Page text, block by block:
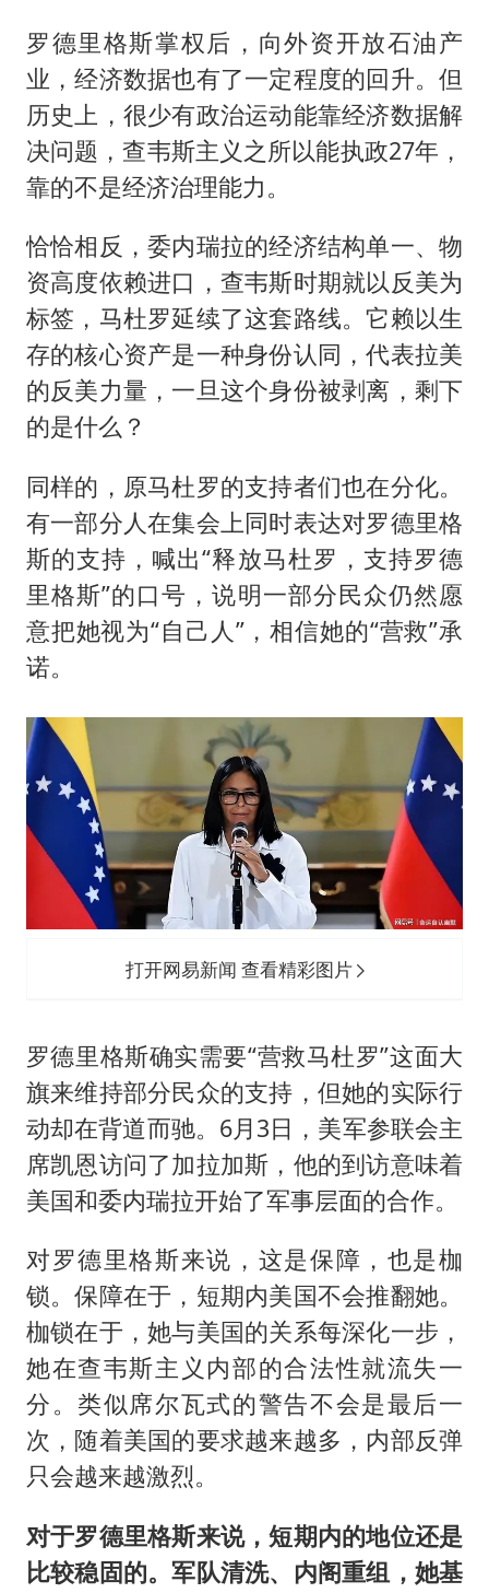
罗德里格斯掌权后，向外资开放石油产
业，经济数据也有了一定程度的回升。但
历史上，很少有政治运动能靠经济数据解
决问题，查韦斯主义之所以能执政27年，
靠的不是经济治理能力。
恰恰相反，委内瑞拉的经济结构单一、物
资高度依赖进口，查韦斯时期就以反美为
标签，马杜罗延续了这套路线。它赖以生
存的核心资产是一种身份认同，代表拉美
的反美力量，一旦这个身份被剥离，剩下
的是什么？
同样的，原马杜罗的支持者们也在分化。
有一部分人在集会上同时表达对罗德里格
斯的支持，喊出“释放马杜罗，支持罗德
里格斯”的口号，说明一部分民众仍然愿
意把她视为“自己人”，相信她的“营救”承
诺。
打开网易新闻 查看精彩图片
罗德里格斯确实需要“营救马杜罗”这面大
旗来维持部分民众的支持，但她的实际行
动却在背道而驰。6月3日，美军参联会主
席凯恩访问了加拉加斯，他的到访意味着
美国和委内瑞拉开始了军事层面的合作。
对罗德里格斯来说，这是保障，也是枷
锁。保障在于，短期内美国不会推翻她。
枷锁在于，她与美国的关系每深化一步，
她在查韦斯主义内部的合法性就流失一
分。类似席尔瓦式的警告不会是最后一
次，随着美国的要求越来越多，内部反弹
只会越来越激烈。
对于罗德里格斯来说，短期内的地位还是
比较稳固的。军队清洗、内阁重组，她基